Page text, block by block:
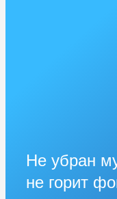
Не убран
не горит